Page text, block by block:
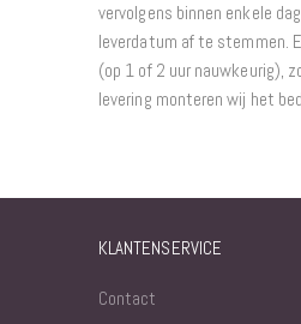
vervolgens binnen enkele
leverdatum af te stemmen.
(op 1 of 2 uur nauwkeurig),
levering monteren wij het
KLANTENSERVICE
Contact